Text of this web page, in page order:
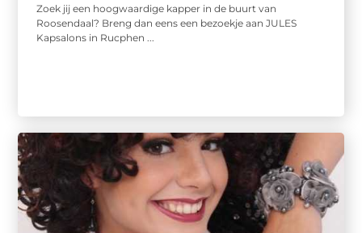
Zoek jij een hoogwaardige kapper in de buurt van
Roosendaal? Breng dan eens een bezoekje aan JULES
Kapsalons in Rucphen ...